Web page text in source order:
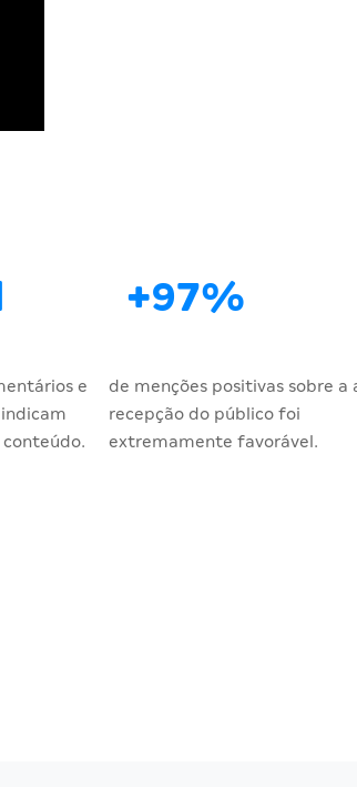
e
+97%
de menções positivas sobre a
recepção do público foi
extremamente favorável.